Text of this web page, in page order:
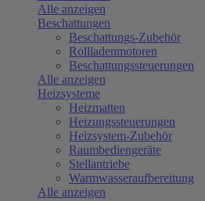
Alle anzeigen
Beschattungen
Beschattungs-Zubehör
Rollladenmotoren
Beschattungssteuerungen
Alle anzeigen
Heizsysteme
Heizmatten
Heizungssteuerungen
Heizsystem-Zubehör
Raumbediengeräte
Stellantriebe
Warmwasseraufbereitung
Alle anzeigen